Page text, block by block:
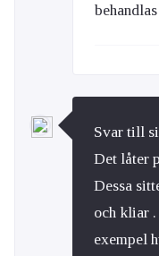
Svar till
Det låter
Dessa
och kliar
exempel